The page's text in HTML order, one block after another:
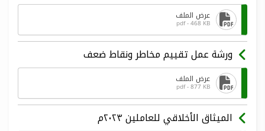
عرض الملف
pdf - 468 KB
ورشة عمل تقييم مخاطر ونقاط ضعف
عرض الملف
pdf - 877 KB
الميثاق الأخلاقي للعاملين ٢٠٢٣م